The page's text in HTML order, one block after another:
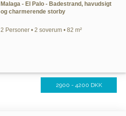
Malaga - El Palo - Badestrand, havudsigt
og charmerende storby
2 Personer • 2 soverum • 82 m²
2900 - 4200 DKK